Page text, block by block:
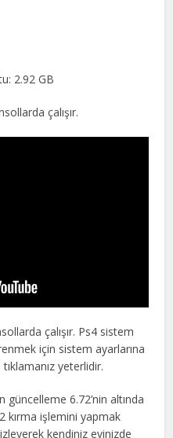
2.92 GB
çalışır.
çalışır. Ps4 sistem
için sistem ayarlarına
yeterlidir.
6.72’nin altında
kırma işlemini yapmak
kendiniz evinizde